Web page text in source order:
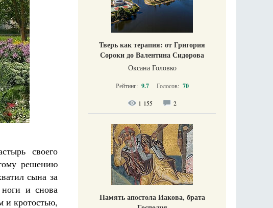
своего
решению
сына за
и снова
и кротостью,
Тверь как терапия: от Григория
Сороки до Валентина Сидорова
Оксана Головко
Рейтинг: 9.7 Голосов: 70
1 155 2
Память апостола Иакова, брата